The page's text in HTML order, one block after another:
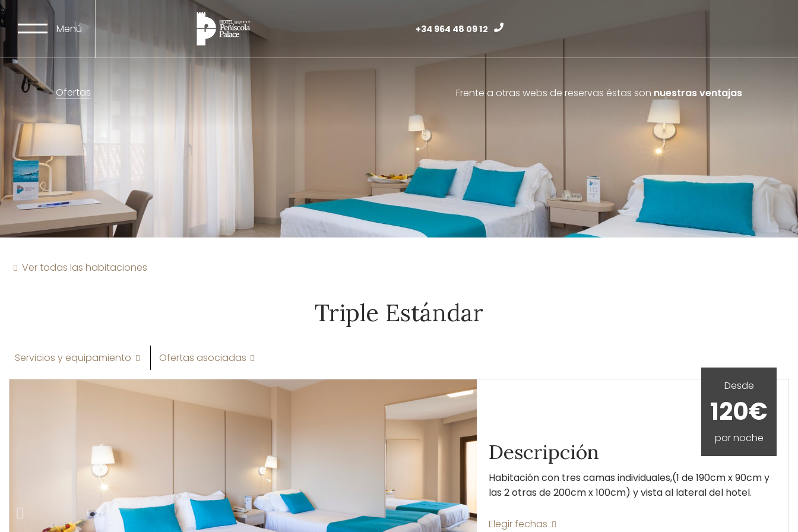
Menú +34 964 48 09 12
Ofertas Frente a otras webs de reservas éstas son nuestras ventajas
Ver todas las habitaciones
Triple Estándar
Servicios y equipamiento Ofertas asociadas
Desde
120€
por noche
Descripción
Habitación con tres camas individuales,(1 de 190cm x 90cm y
las 2 otras de 200cm x 100cm) y vista al lateral del hotel.
Elegir fechas